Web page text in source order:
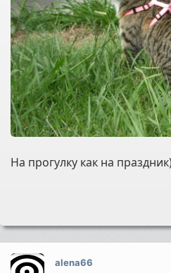
На прогулку как на
alena66